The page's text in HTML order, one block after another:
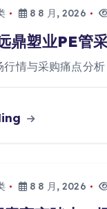
8 8 月, 2026
鼎塑业PE管
行情与采购痛点分
8 8 月, 2026